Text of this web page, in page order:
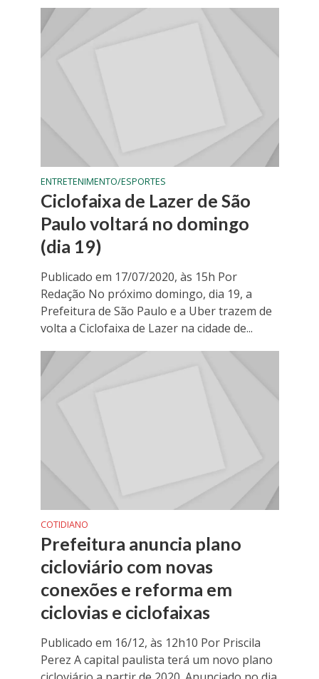
ENTRETENIMENTO/ESPORTES
Ciclofaixa de Lazer de São
Paulo voltará no domingo
(dia 19)
Publicado em 17/07/2020, às 15h Por
Redação No próximo domingo, dia 19, a
Prefeitura de São Paulo e a Uber trazem de
volta a Ciclofaixa de Lazer na cidade de...
COTIDIANO
Prefeitura anuncia plano
cicloviário com novas
conexões e reforma em
ciclovias e ciclofaixas
Publicado em 16/12, às 12h10 Por Priscila
Perez A capital paulista terá um novo plano